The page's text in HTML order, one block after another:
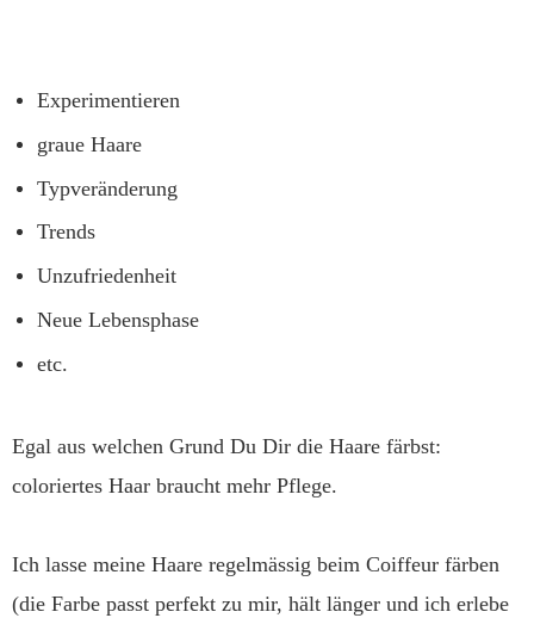
Experimentieren
graue Haare
Typveränderung
Trends
Unzufriedenheit
Neue Lebensphase
etc.
Egal aus welchen Grund Du Dir die Haare färbst:
coloriertes Haar braucht mehr Pflege.
Ich lasse meine Haare regelmässig beim Coiffeur färben
(die Farbe passt perfekt zu mir, hält länger und ich erlebe